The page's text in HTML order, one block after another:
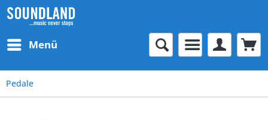
Menü
Pedale